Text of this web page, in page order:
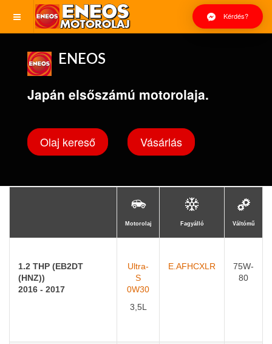
Kérdés?
ENEOS
Japán elsőszámú motorolaja.
Olaj kereső Vásárlás
Motorolaj Fagyálló Váltómű
1.2 THP (EB2DT
(HNZ))
2016 - 2017
Ultra-
S
0W30
3,5L
E.AFHCXLR
75W-
80